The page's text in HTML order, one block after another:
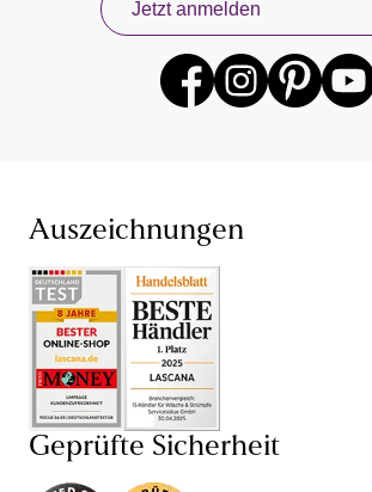
anderen beliebten Lingerie-Marken gibt
jederzeit mit neuen Angeboten.
Konzept „Von Frauen für Frauen“ von
Erfahrungen mit Damenunterwäsche
großen Größen und ab Cup AA) und
Grenzen gesetzt. Je nach Anlass bist du
Push-up-BH ,Schalen-BH
Damenunterhemd perfekt gekleidet und
deiner Unterwäsche einfach wohl. Auch
verführerischen Dessous und sexy
begeistert sein: Mit BH,
Negligé von LASCANA und anderen
versprühst du stets einen weiblichen
von Dessous mit edlen Spitzen-BHs
Spitze oder transparenten Negligés
Jetzt anmelden
Auszeichnungen
Geprüfte Sicherheit